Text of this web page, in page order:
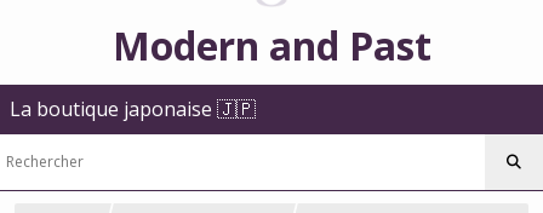
Modern and Past
La boutique japonaise 🇯🇵